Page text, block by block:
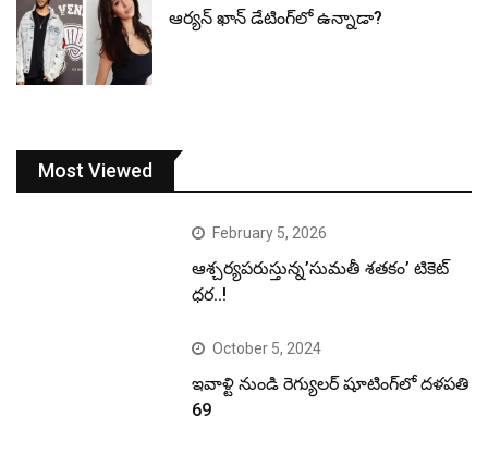
ఆర్యన్ ఖాన్ డేటింగ్‌లో ఉన్నాడా?
Most Viewed
February 5, 2026
ఆశ్చర్యపరుస్తున్న’సుమతీ శతకం’ టికెట్
ధర..!
October 5, 2024
ఇవాళ్టి నుండి రెగ్యులర్ షూటింగ్‌లో దళపతి
69